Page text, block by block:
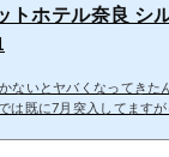
トホテル奈良 シ
ないとヤバくなってきた
は既に7月突入してます